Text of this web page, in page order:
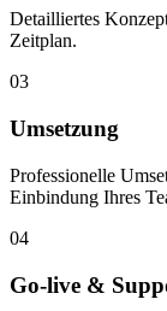
Detailliertes
Zeitplan.
03
Umsetzung
Professionelle
Einbindung Ihres
04
Go-live &